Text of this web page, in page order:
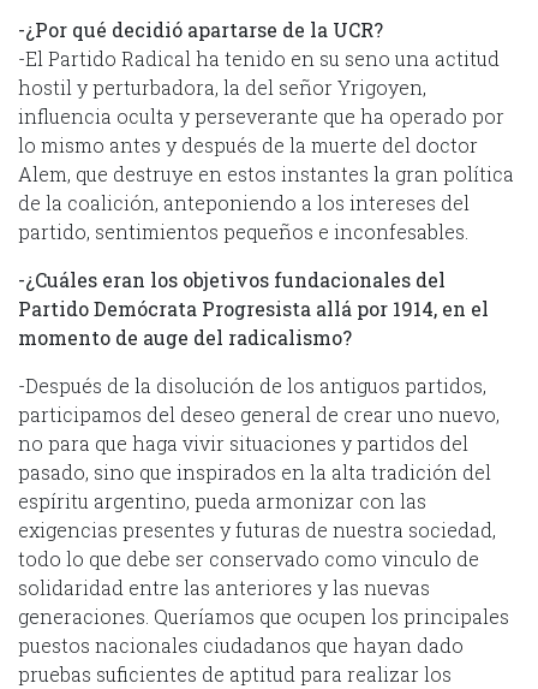
-¿Por qué decidió apartarse de la UCR?
-El Partido Radical ha tenido en su seno una actitud
hostil y perturbadora, la del señor Yrigoyen,
influencia oculta y perseverante que ha operado por
lo mismo antes y después de la muerte del doctor
Alem, que destruye en estos instantes la gran política
de la coalición, anteponiendo a los intereses del
partido, sentimientos pequeños e inconfesables.
-¿Cuáles eran los objetivos fundacionales del
Partido Demócrata Progresista allá por 1914, en el
momento de auge del radicalismo?
-Después de la disolución de los antiguos partidos,
participamos del deseo general de crear uno nuevo,
no para que haga vivir situaciones y partidos del
pasado, sino que inspirados en la alta tradición del
espíritu argentino, pueda armonizar con las
exigencias presentes y futuras de nuestra sociedad,
todo lo que debe ser conservado como vinculo de
solidaridad entre las anteriores y las nuevas
generaciones. Queríamos que ocupen los principales
puestos nacionales ciudadanos que hayan dado
pruebas suficientes de aptitud para realizar los